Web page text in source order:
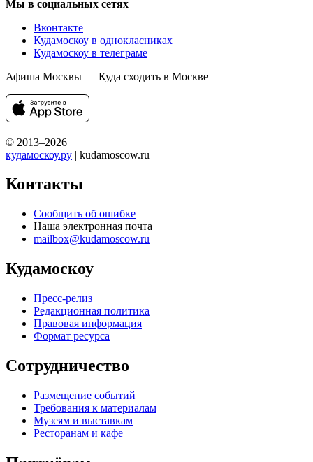
Мы в социальных сетях
Вконтакте
Кудамоскоу в однокласниках
Кудамоскоу в телеграме
Афиша Москвы — Куда сходить в Москве
© 2013–2026
кудамоскоу.ру | kudamoscow.ru
Контакты
Сообщить об ошибке
Наша электронная почта
mailbox@kudamoscow.ru
Кудамоскоу
Пресс-релиз
Редакционная политика
Правовая информация
Формат ресурса
Сотрудничество
Размещение событий
Требования к материалам
Музеям и выставкам
Ресторанам и кафе